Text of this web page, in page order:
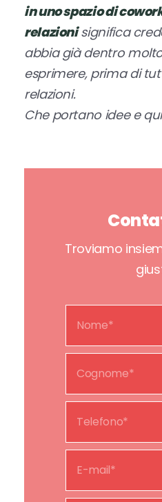
in uno spazio di
relazionisignifica
abbia già dentro
esprimere, prima di
relazioni.
Che portano idee e
Troviamo